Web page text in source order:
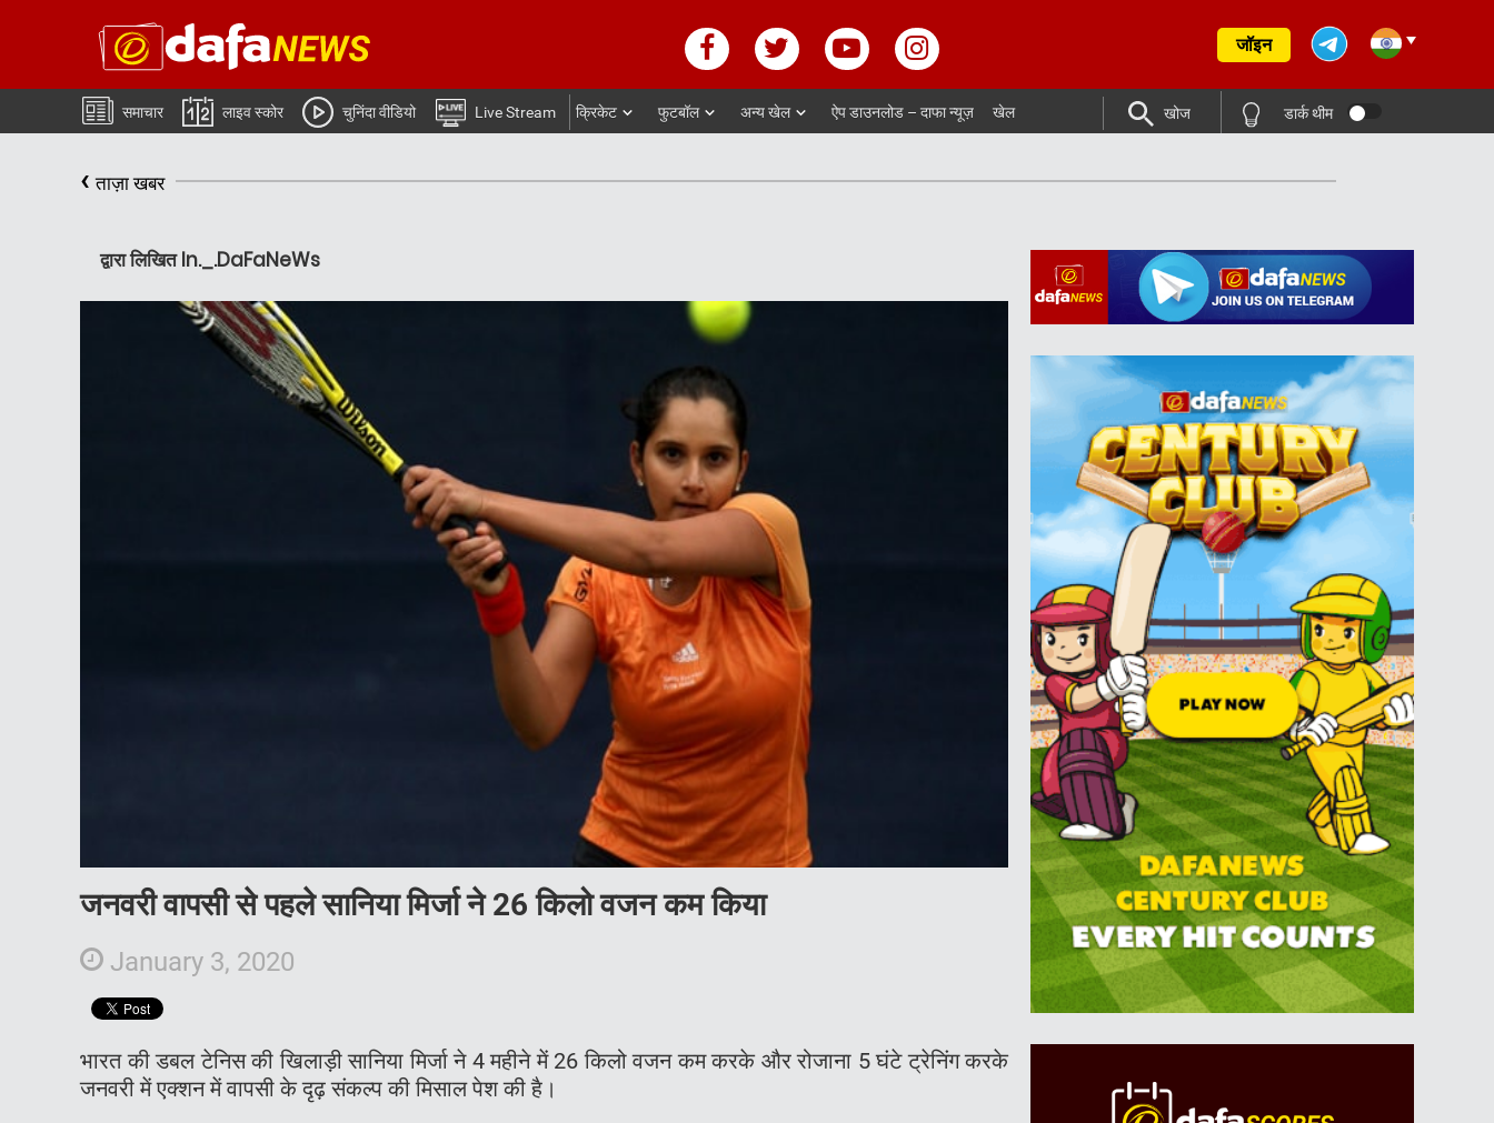
जॉइन
समाचार लाइव स्कोर चुनिंदा वीडियो Live Stream क्रिकेट फुटबॉल अन्य खेल ऐप डाउनलोड – दाफा न्यूज़ खेल खोज डार्क थीम
‹ ताज़ा खबर
द्वारा लिखित In._.DaFaNeWs
जनवरी वापसी से पहले सानिया मिर्जा ने 26 किलो वजन कम किया
January 3, 2020
भारत की डबल टेनिस की खिलाड़ी सानिया मिर्जा ने 4 महीने में 26 किलो वजन कम करके और रोजाना 5 घंटे ट्रेनिंग करके
जनवरी में एक्शन में वापसी के दृढ़ संकल्प की मिसाल पेश की है।